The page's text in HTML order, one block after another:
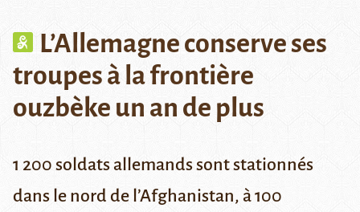
L’Allemagne conserve ses
troupes à la frontière
ouzbèke un an de plus
1 200 soldats allemands sont stationnés
dans le nord de l’Afghanistan, à 100